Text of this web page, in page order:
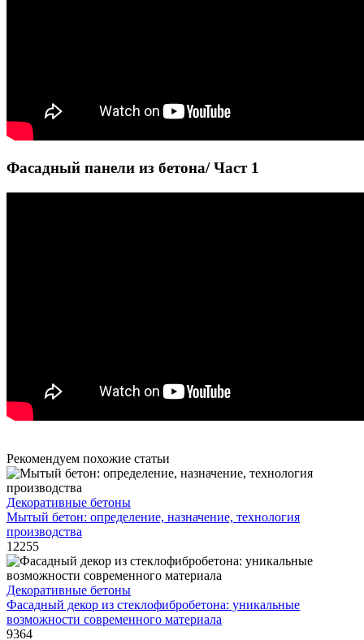
Фасадный панели из бетона/ Част 1
Рекомендуем похожие статьи
Декоративные бетоны
Мытый бетон: определение, назначение, технология
производства
12255
Декоративные бетоны
Фасадный декор из стеклофибробетона: уникальные
возможности современного материала
9364